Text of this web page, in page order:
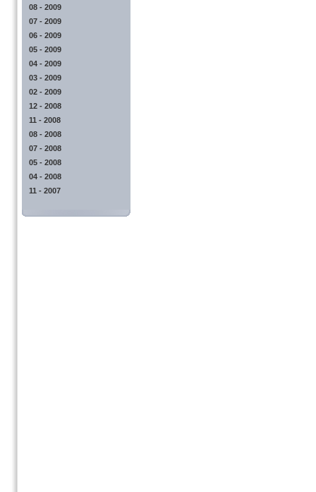
08 - 2009
07 - 2009
06 - 2009
05 - 2009
04 - 2009
03 - 2009
02 - 2009
12 - 2008
11 - 2008
08 - 2008
07 - 2008
05 - 2008
04 - 2008
11 - 2007